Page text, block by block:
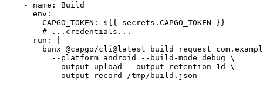
- name : Build
env :
CAPGO_TOKEN : ${{ secrets.CAPGO_TOKEN }}
# ...credentials...
run :
bunx @capgo/cli@latest build request
--platform android --build-mode debug \
--output-upload --output-retention 1d \
--output-record /tmp/build.json